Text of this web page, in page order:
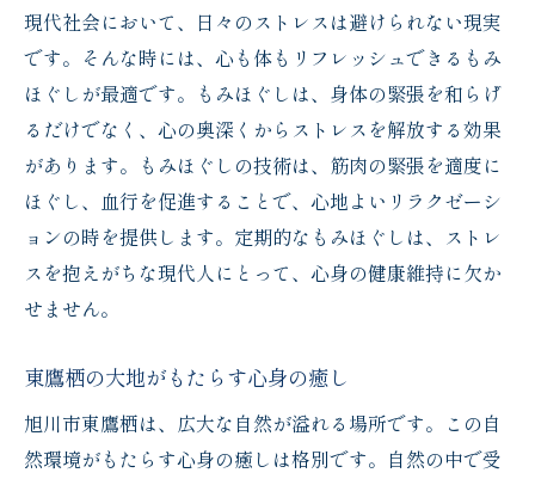
心の栄養を補うもみほぐし
リラクゼーションの真髄を味わう
熟練施術者による極上のもみほぐしで心のエネ
ルギーを再充電
経験豊富な施術者による安心のケア
心身をリセットするプロのテクニック
心の疲れを癒すための特別な時間
心を元気にするもみほぐしの効果
日常の喧騒を忘れて自然の中で味わうもみほぐ
しの贅沢
現代社会において、日々のストレスは避けられない現実
です。そんな時には、心も体もリフレッシュできるもみ
ほぐしが最適です。もみほぐしは、身体の緊張を和らげ
るだけでなく、心の奥深くからストレスを解放する効果
があります。もみほぐしの技術は、筋肉の緊張を適度に
ほぐし、血行を促進することで、心地よいリラクゼーシ
ョンの時を提供します。定期的なもみほぐしは、ストレ
スを抱えがちな現代人にとって、心身の健康維持に欠か
せません。
東鷹栖の大地がもたらす心身の癒し
旭川市東鷹栖は、広大な自然が溢れる場所です。この自
然環境がもたらす心身の癒しは格別です。自然の中で受